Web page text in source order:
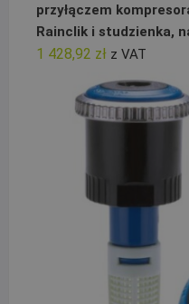
przyłączem
Rainclik i studzienka,
1 428,92 zł z VAT